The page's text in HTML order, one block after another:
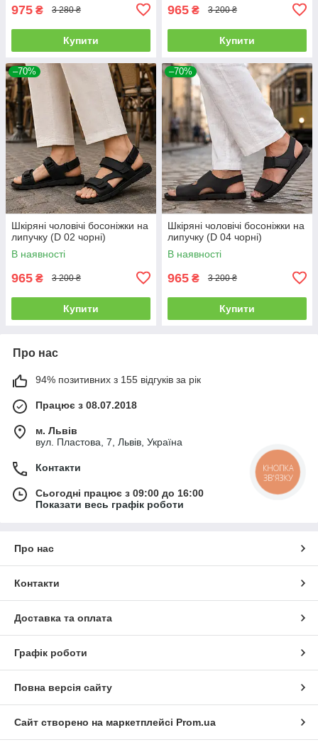
975 ₴ 3 280 ₴
Купити
965 ₴ 3 200 ₴
Купити
–70%
Шкіряні чоловічі босоніжки на
липучку (D 02 чорні)
В наявності
965 ₴ 3 200 ₴
Купити
–70%
Шкіряні чоловічі босоніжки на
липучку (D 04 чорні)
В наявності
965 ₴ 3 200 ₴
Купити
Про нас
94% позитивних з 155 відгуків за рік
Працює з 08.07.2018
м. Львів
вул. Пластова, 7, Львів, Україна
Контакти
Сьогодні працює з 09:00 до 16:00
Показати весь графік роботи
Про нас
Контакти
Доставка та оплата
Графік роботи
Повна версія сайту
Сайт створено на маркетплейсі Prom.ua
КНОПКА
ЗВ'ЯЗКУ